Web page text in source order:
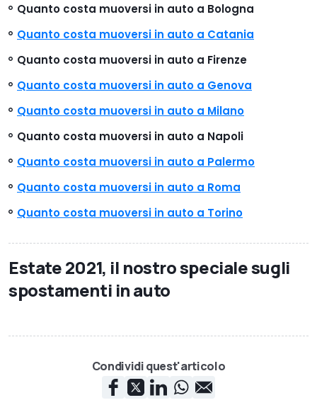
Quanto costa muoversi in auto a Bologna
Quanto costa muoversi in auto a Catania
Quanto costa muoversi in auto a Firenze
Quanto costa muoversi in auto a Genova
Quanto costa muoversi in auto a Milano
Quanto costa muoversi in auto a Napoli
Quanto costa muoversi in auto a Palermo
Quanto costa muoversi in auto a Roma
Quanto costa muoversi in auto a Torino
Estate 2021, il nostro speciale sugli
spostamenti in auto
Condividi quest'articolo